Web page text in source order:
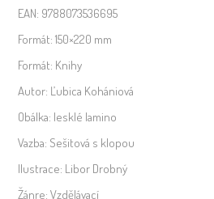
EAN: 9788073536695
Formát: 150×220 mm
Formát: Knihy
Autor: Ľubica Kohániová
Obálka: lesklé lamino
Vazba: Sešitová s klopou
Ilustrace: Libor Drobný
Žánre: Vzdělávací